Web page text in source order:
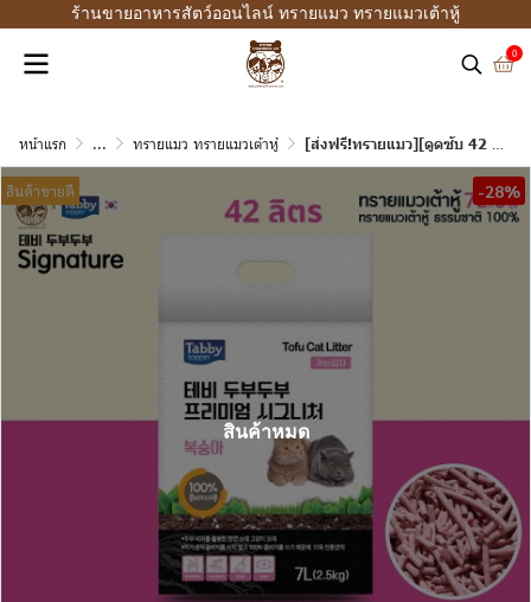
ร้านขายอาหารสัตว์ออนไลน์ ทรายแมว ทรายแมวเต้าหู้
0
หน้าแรก ... ทรายแมว ทรายแมวเต้าหู้ [ส่งฟรี!ทรายแมว][ดูดซับ 42 ลิตร] ทรายเต้าหู้ 100% TABBY Signature เกรดพรีเมียม จากเกาหลี [6 ถุง]
สินค้าขายดี -28%
สินค้าหมด